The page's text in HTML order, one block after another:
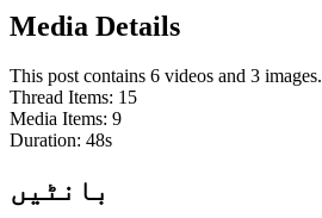
Media Details
This post contains 6 videos and 3 images.
Thread Items: 15
Media Items: 9
Duration: 48s
بانٹیں